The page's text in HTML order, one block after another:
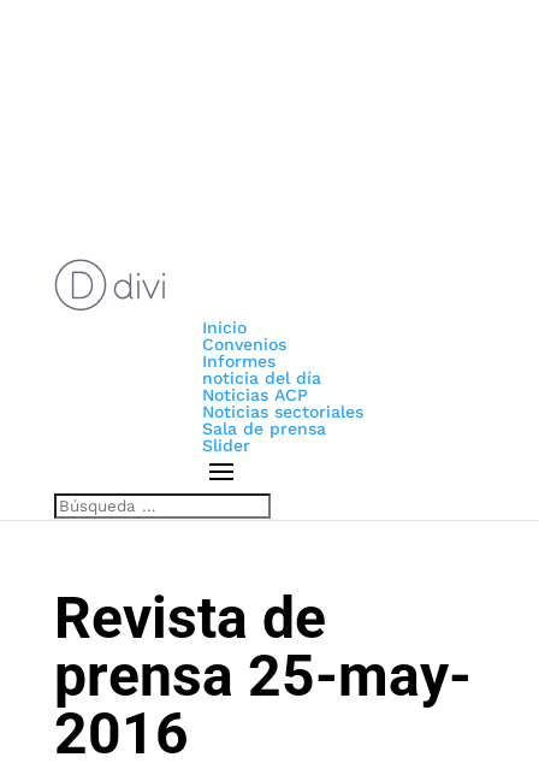
Inicio
Convenios
Informes
noticia del día
Noticias ACP
Noticias sectoriales
Sala de prensa
Slider
Revista de
prensa 25-may-
2016